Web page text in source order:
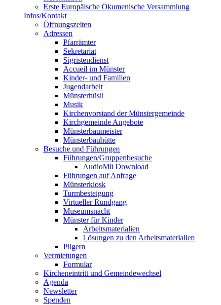
Erste Europäische Ökumenische Versammlung
Infos/Kontakt
Öffnungszeiten
Adressen
Pfarrämter
Sekretariat
Sigristendienst
Accueil im Münster
Kinder- und Familien
Jugendarbeit
Münsterhüsli
Musik
Kirchenvorstand der Münstergemeinde
Kirchgemeinde Angebote
Münsterbaumeister
Münsterbauhütte
Besuche und Führungen
Führungen/Gruppenbesuche
AudioMü Download
Führungen auf Anfrage
Münsterkiosk
Turmbesteigung
Virtueller Rundgang
Museumsnacht
Münster für Kinder
Arbeitsmaterialien
Lösungen zu den Arbeitsmaterialien
Pilgern
Vermietungen
Formular
Kircheneintritt und Gemeindewechsel
Agenda
Newsletter
Spenden